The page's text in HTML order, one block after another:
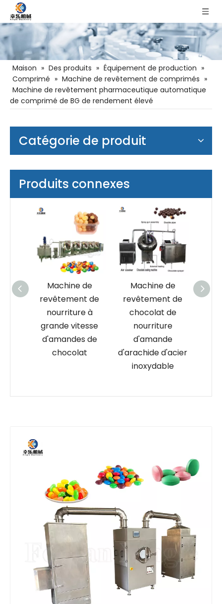
Maison » Des produits » Équipement de production »
Comprimé » Machine de revêtement de comprimés »
Machine de revêtement pharmaceutique automatique
de comprimé de BG de rendement élevé
Catégorie de produit
Produits connexes
de
Machine de
revêtement de
chocolat de
nourriture
d'amande
d'arachide d'acier
Machine de
revêtement
chimique
automatique de
comprimés de
bonbons à
tambour rotatif